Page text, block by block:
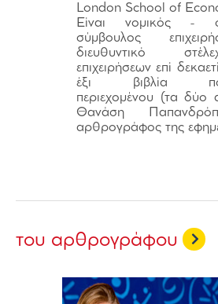
London School of
Είναι νομικός -
σύμβουλος
διευθυντικό
επιχειρήσεων επί
έξι βιβλία
περιεχομένου (τα δύο
Θανάση
αρθρογράφος της
του αρθρογράφου